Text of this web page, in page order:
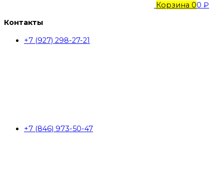
Корзина 00 ₽
Контакты
+7 (927) 298-27-21
+7 (846) 973-50-47